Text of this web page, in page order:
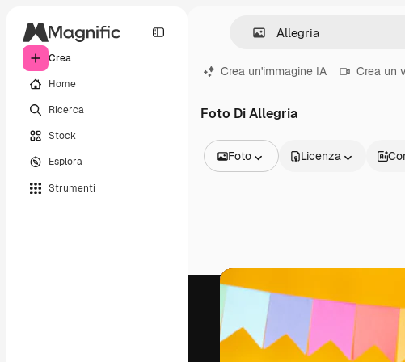
Crea
Home
Ricerca
Stock
Esplora
Strumenti
Crea un'immagine IA Crea un
Foto Di Allegria
Foto
Video
Clip video
Motion graphic
Modelli di video
Icone
Modelli 3D
Licenza